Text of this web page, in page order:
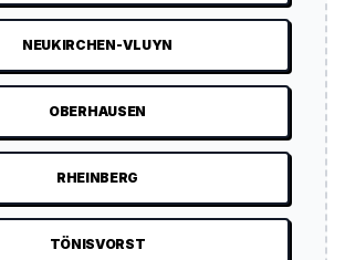
NEUKIRCHEN-VLUYN
OBERHAUSEN
RHEINBERG
TÖNISVORST